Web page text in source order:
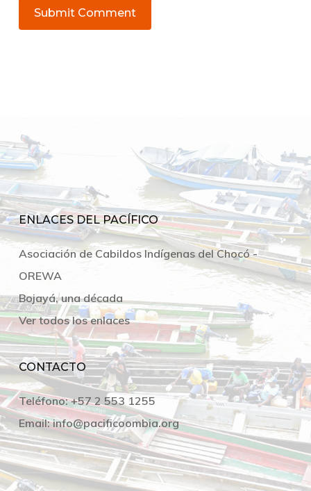
ENLACES DEL PACÍFICO
Asociación de Cabildos Indígenas del Chocó -
OREWA
Bojayá, una década
Ver todos los enlaces
CONTACTO
Teléfono:+57 2 553 1255
Email: info@pacificoombia.org